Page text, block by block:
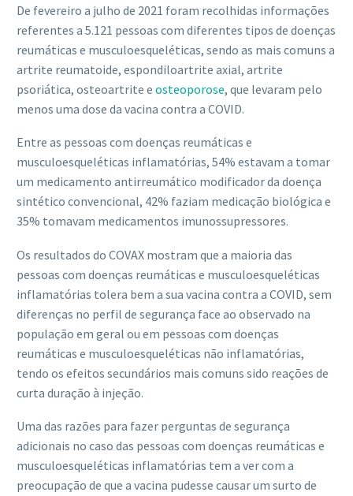
De fevereiro a julho de 2021 foram recolhidas informações
referentes a 5.121 pessoas com diferentes tipos de doenças
reumáticas e musculoesqueléticas, sendo as mais comuns a
artrite reumatoide, espondiloartrite axial, artrite
psoriática, osteoartrite e osteoporose, que levaram pelo
menos uma dose da vacina contra a COVID.
Entre as pessoas com doenças reumáticas e
musculoesqueléticas inflamatórias, 54% estavam a tomar
um medicamento antirreumático modificador da doença
sintético convencional, 42% faziam medicação biológica e
35% tomavam medicamentos imunossupressores.
Os resultados do COVAX mostram que a maioria das
pessoas com doenças reumáticas e musculoesqueléticas
inflamatórias tolera bem a sua vacina contra a COVID, sem
diferenças no perfil de segurança face ao observado na
população em geral ou em pessoas com doenças
reumáticas e musculoesqueléticas não inflamatórias,
tendo os efeitos secundários mais comuns sido reações de
curta duração à injeção.
Uma das razões para fazer perguntas de segurança
adicionais no caso das pessoas com doenças reumáticas e
musculoesqueléticas inflamatórias tem a ver com a
preocupação de que a vacina pudesse causar um surto de